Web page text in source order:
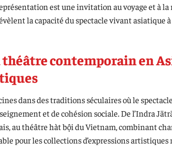
est une invitation au voyage et à la
la capacité du spectacle vivant
contemporain en
dans des traditions séculaires où le
et de cohésion sociale. De l’Indra
au théâtre hàt bội du Vietnam, combinant
pour les collections d’expressions artistiques